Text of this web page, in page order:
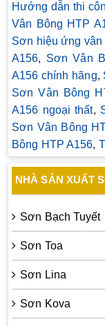
Hướng dẫn thi
Vân Bông HTP
Sơn hiệu ứng vân
A156, Sơn Vân
A156 chính hãng,
Sơn Vân Bông
A156 ngoại thất,
Sơn Vân Bông
Bông HTP A156,
NHÀ SẢN XUẤT
Sơn Bạch Tuyết
Sơn Toa
Sơn Lina
Sơn Kova